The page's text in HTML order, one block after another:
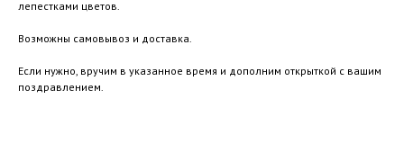
лепестками цветов.
Возможны самовывоз и доставка.
Если нужно, вручим в указанное время и дополним открыткой с вашим
поздравлением.